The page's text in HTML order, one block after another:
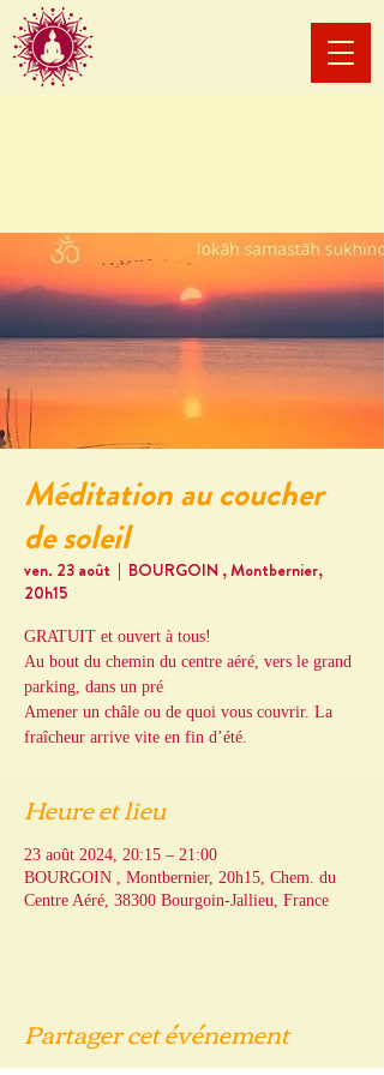
Méditation au coucher
de soleil
ven. 23 août
  |
BOURGOIN , Montbernier,
20h15
GRATUIT et ouvert à tous!
Au bout du chemin du centre aéré, vers le grand
parking, dans un pré
Amener un châle ou de quoi vous couvrir. La
fraîcheur arrive vite en fin d’été.
Heure et lieu
23 août 2024, 20:15 – 21:00
BOURGOIN , Montbernier, 20h15, Chem. du
Centre Aéré, 38300 Bourgoin-Jallieu, France
Partager cet événement